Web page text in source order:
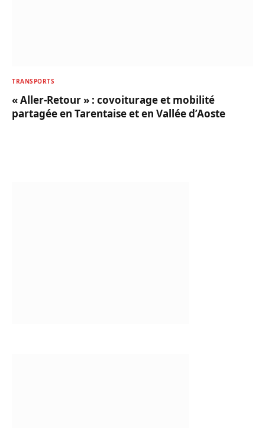
TRANSPORTS
« Aller-Retour » : covoiturage et mobilité
partagée en Tarentaise et en Vallée d’Aoste